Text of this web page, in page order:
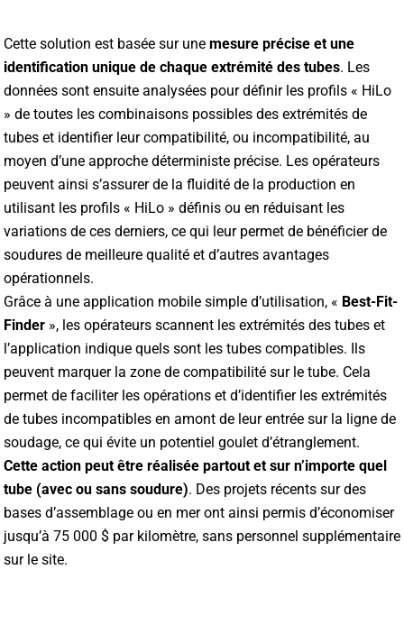
Cette solution est basée sur une mesure précise et une
identification unique de chaque extrémité des tubes. Les
données sont ensuite analysées pour définir les profils « HiLo
» de toutes les combinaisons possibles des extrémités de
tubes et identifier leur compatibilité, ou incompatibilité, au
moyen d’une approche déterministe précise. Les opérateurs
peuvent ainsi s’assurer de la fluidité de la production en
utilisant les profils « HiLo » définis ou en réduisant les
variations de ces derniers, ce qui leur permet de bénéficier de
soudures de meilleure qualité et d’autres avantages
opérationnels.
Grâce à une application mobile simple d’utilisation, « Best-Fit-
Finder », les opérateurs scannent les extrémités des tubes et
l’application indique quels sont les tubes compatibles. Ils
peuvent marquer la zone de compatibilité sur le tube. Cela
permet de faciliter les opérations et d’identifier les extrémités
de tubes incompatibles en amont de leur entrée sur la ligne de
soudage, ce qui évite un potentiel goulet d’étranglement.
Cette action peut être réalisée partout et sur n’importe quel
tube (avec ou sans soudure). Des projets récents sur des
bases d’assemblage ou en mer ont ainsi permis d’économiser
jusqu’à 75 000 $ par kilomètre, sans personnel supplémentaire
sur le site.